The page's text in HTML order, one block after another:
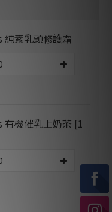
素乳頭修護霜
機催乳上奶茶 [1